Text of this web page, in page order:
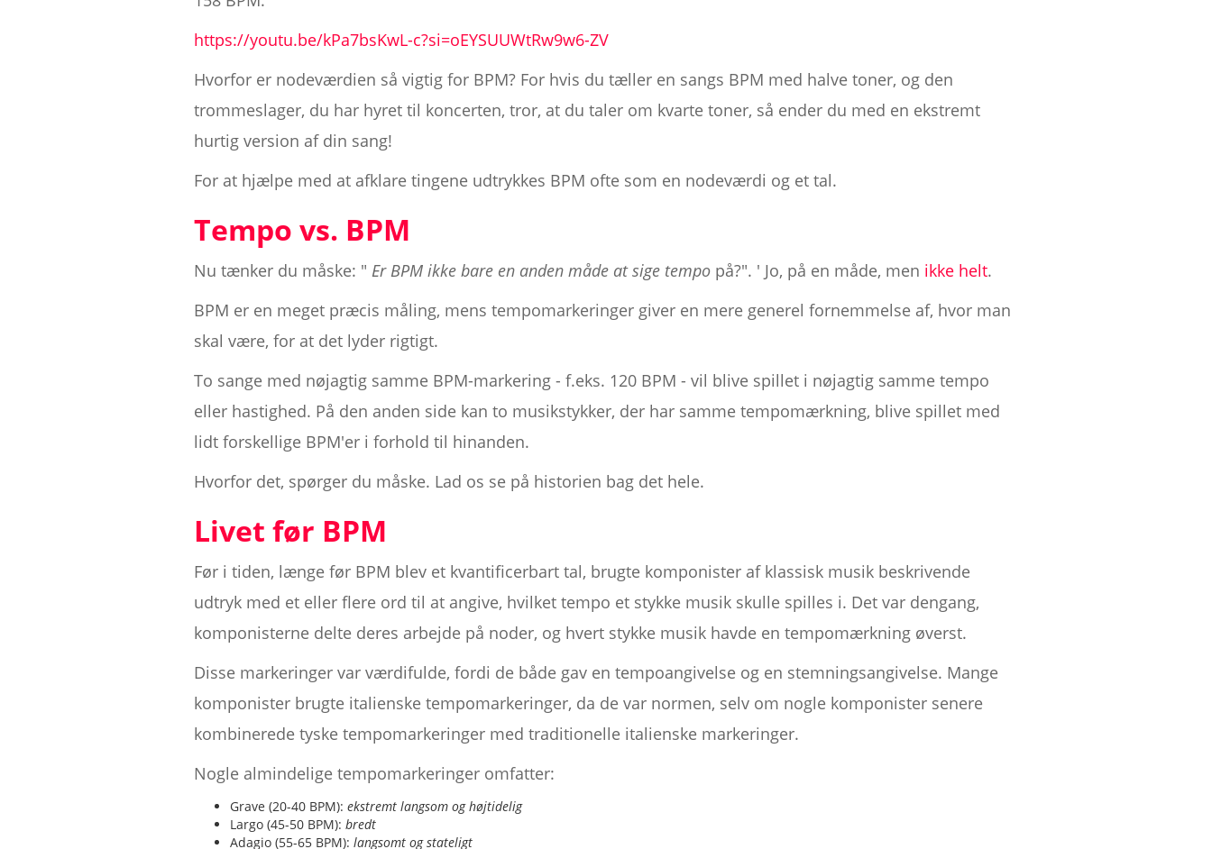
https://youtu.be/kPa7bsKwL-c?si=oEYSUUWtRw9w6-ZV
Hvorfor er nodeværdien så vigtig for BPM? For hvis du tæller en sangs BPM med halve toner, og den
trommeslager, du har hyret til koncerten, tror, at du taler om kvarte toner, så ender du med en ekstremt
hurtig version af din sang!
For at hjælpe med at afklare tingene udtrykkes BPM ofte som en nodeværdi og et tal.
Tempo vs. BPM
Nu tænker du måske: " Er BPM ikke bare en anden måde at sige tempo på?". ' Jo, på en måde, men ikke helt.
BPM er en meget præcis måling, mens tempomarkeringer giver en mere generel fornemmelse af, hvor man
skal være, for at det lyder rigtigt.
To sange med nøjagtig samme BPM-markering - f.eks. 120 BPM - vil blive spillet i nøjagtig samme tempo
eller hastighed. På den anden side kan to musikstykker, der har samme tempomærkning, blive spillet med
lidt forskellige BPM'er i forhold til hinanden.
Hvorfor det, spørger du måske. Lad os se på historien bag det hele.
Livet før BPM
Før i tiden, længe før BPM blev et kvantificerbart tal, brugte komponister af klassisk musik beskrivende
udtryk med et eller flere ord til at angive, hvilket tempo et stykke musik skulle spilles i. Det var dengang,
komponisterne delte deres arbejde på noder, og hvert stykke musik havde en tempomærkning øverst.
Disse markeringer var værdifulde, fordi de både gav en tempoangivelse og en stemningsangivelse. Mange
komponister brugte italienske tempomarkeringer, da de var normen, selv om nogle komponister senere
kombinerede tyske tempomarkeringer med traditionelle italienske markeringer.
Nogle almindelige tempomarkeringer omfatter:
Grave (20-40 BPM):ekstremt langsom og højtidelig
Largo (45-50 BPM):bredt
Adagio (55-65 BPM):langsomt og stateligt